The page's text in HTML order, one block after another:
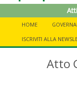
HOME
ISCRIVITI ALLA
Atto